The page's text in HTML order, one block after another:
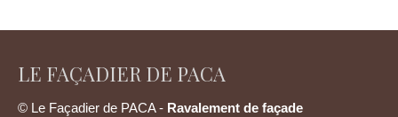
LE FAÇADIER DE PACA
© Le Façadier de PACA - Ravalement de façade